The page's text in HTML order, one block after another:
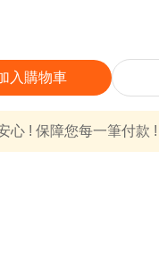
入購物車
心 ! 保障您每一筆付款 !